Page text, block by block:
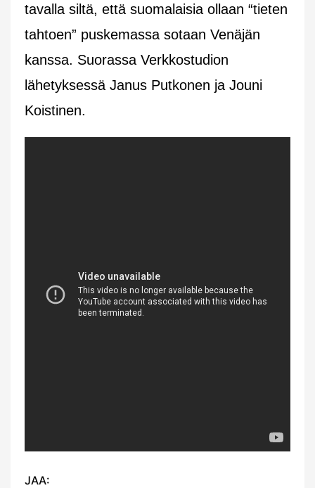
tavalla siltä, että suomalaisia ollaan “tieten
tahtoen” puskemassa sotaan Venäjän
kanssa. Suorassa Verkkostudion
lähetyksessä Janus Putkonen ja Jouni
Koistinen.
JAA: